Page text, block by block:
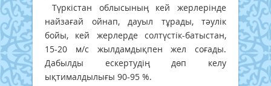
Түркістан облысының кей жерлерінде
найзағай ойнап, дауыл тұрады, тәулік
бойы, кей жерлерде солтүстік-батыстан,
15-20 м/с жылдамдықпен жел соғады.
Дабылды ескертудің дөп келу
ықтималдылығы 90-95 %.